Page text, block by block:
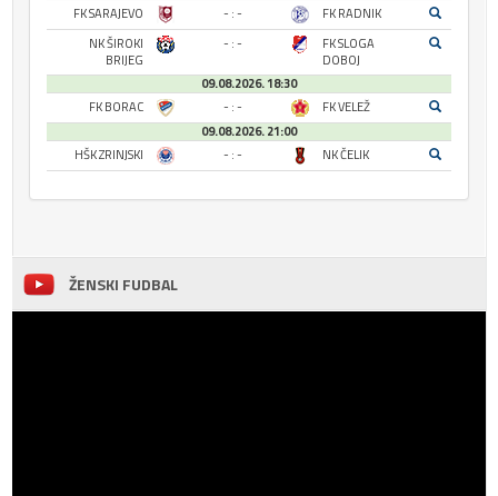
FK SARAJEVO
- : -
FK RADNIK
NK ŠIROKI
BRIJEG
- : -
FK SLOGA
DOBOJ
09.08.2026. 18:30
FK BORAC
- : -
FK VELEŽ
09.08.2026. 21:00
HŠK ZRINJSKI
- : - NK ČELIK
ŽENSKI FUDBAL